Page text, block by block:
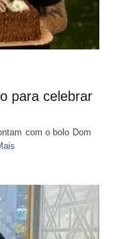
para celebrar
com o bolo Dom